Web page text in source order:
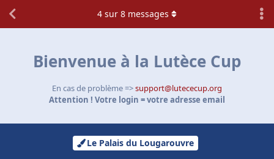
Bienvenue à la Lutèce Cup
En cas de problème =>support@lutececup.org
Attention ! Votre login = votre adresse email
Le Palais du Lougarouvre
4 sur 8 messages